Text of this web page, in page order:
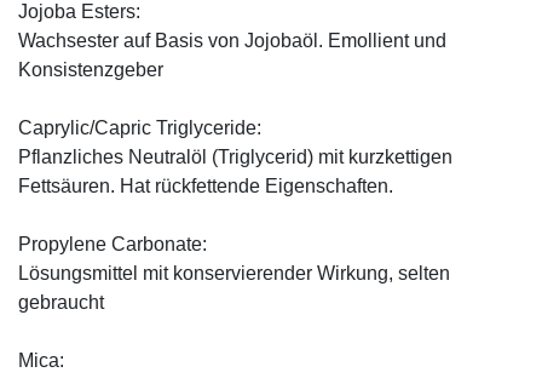
Jojoba Esters:
Wachsester auf Basis von Jojobaöl. Emollient und
Konsistenzgeber
Caprylic/Capric Triglyceride:
Pflanzliches Neutralöl (Triglycerid) mit kurzkettigen
Fettsäuren. Hat rückfettende Eigenschaften.
Propylene Carbonate:
Lösungsmittel mit konservierender Wirkung, selten
gebraucht
Mica: